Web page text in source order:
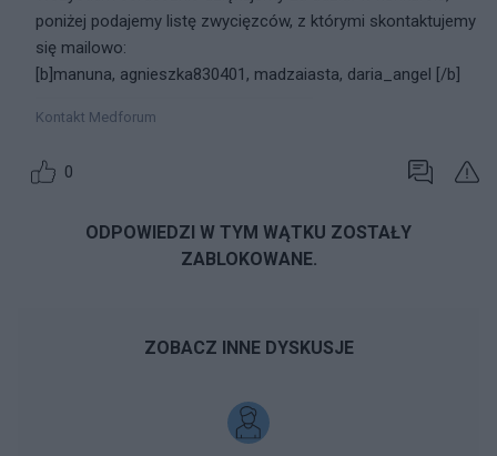
poniżej podajemy listę zwycięzców, z którymi skontaktujemy
się mailowo:
[b]manuna, agnieszka830401, madzaiasta, daria_angel [/b]
Kontakt Medforum
0
ODPOWIEDZI W TYM WĄTKU ZOSTAŁY
ZABLOKOWANE.
ZOBACZ INNE DYSKUSJE